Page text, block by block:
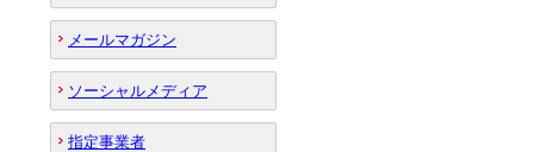
メールマガジン
ソーシャルメディア
指定事業者